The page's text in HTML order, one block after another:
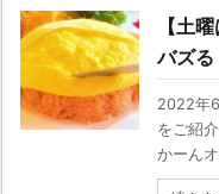
【土
バズる
2022年
をご紹
かーん